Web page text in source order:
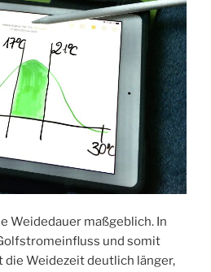
Weidedauer maßgeblich. In
und somit
Weidezeit deutlich länger,